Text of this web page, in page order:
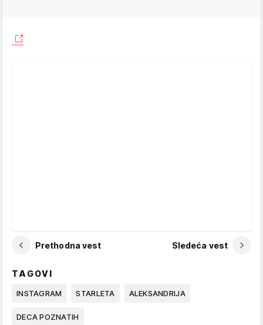
Prethodna vest Sledeća vest
TAGOVI
INSTAGRAM STARLETA ALEKSANDRIJA
DECA POZNATIH